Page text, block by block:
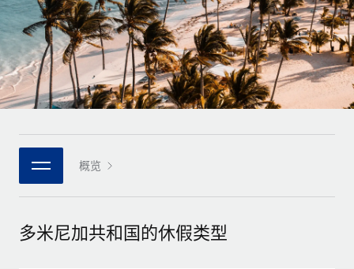
基础设施
Remote Embedded
将人力资源无缝融入工作流程
平台
团队的内置核心人力资源功能
连接 新的
使用我们的 MCP 将任何人工智能工具与 Remote 平台相连
中型市场
通过定制化人力资源解决方案扩展团队
企业
面向大型企业的全球化人力资源服务
与我们携手合作
战略技术合作伙伴
成为合作伙伴
与我们共探合作机遇
研究与指引
案例研究
人力资源术语表
核对表和模板
职位描述库
网络研讨会
新闻室
Deutsch
Español
Italiano
日本語
한국어
中文（简体）
概览
多米尼加共和国的休假类型